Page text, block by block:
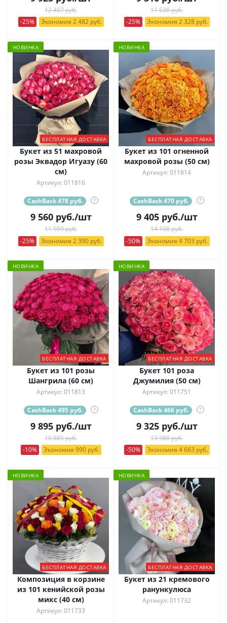
12 407 руб.
-25%
Экономия 2 482 руб.
11 638 руб.
-25%
Экономия 2 328 руб.
НОВИНКА
БЕСПЛАТНАЯ ДОСТАВКА
Букет из 51 махровой
розы Эквадор Игуазу (60
см)
Артикул: 011816
CashBack 478 руб. ?
9 560руб./шт
11 950 руб.
-25%
Экономия 2 390 руб.
НОВИНКА
БЕСПЛАТНАЯ ДОСТАВКА
Букет из 101 огненной
махровой розы (50 см)
Артикул: 011814
CashBack 470 руб. ?
9 405руб./шт
14 108 руб.
-50%
Экономия 4 703 руб.
НОВИНКА
БЕСПЛАТНАЯ ДОСТАВКА
Букет из 101 розы
Шангрила (60 см)
Артикул: 011813
CashBack 495 руб. ?
9 895руб./шт
10 885 руб.
-10%
Экономия 990 руб.
НОВИНКА
БЕСПЛАТНАЯ ДОСТАВКА
Букет 101 роза
Джумилия (50 см)
Артикул: 011751
CashBack 466 руб. ?
9 325руб./шт
13 988 руб.
-50%
Экономия 4 663 руб.
НОВИНКА
БЕСПЛАТНАЯ ДОСТАВКА
Композиция в корзине
из 101 кенийской розы
микс (40 см)
Артикул: 011733
НОВИНКА
БЕСПЛАТНАЯ ДОСТАВКА
Букет из 21 кремового
ранункулюса
Артикул: 011732